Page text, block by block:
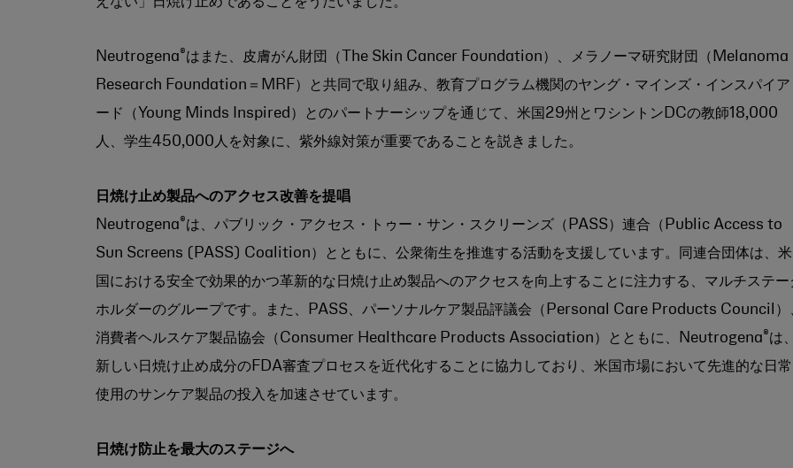
Neutrogena ® はまた、皮膚がん財団（The Skin Cancer Foundation）、メラノーマ研究財団（Melanoma
Research Foundation＝MRF）と共同で取り組み、教育プログラム機関のヤング・マインズ・インスパイア
ード（Young Minds Inspired）とのパートナーシップを通じて、米国29州とワシントンDCの教師18,000
人、学生450,000人を対象に、紫外線対策が重要であることを説きました。
日焼け止め製品へのアクセス改善を提唱
Neutrogena ® は、パブリック・アクセス・トゥー・サン・スクリーンズ（PASS）連合（Public Access to
Sun Screens (PASS) Coalition）とともに、公衆衛生を推進する活動を支援しています。同連合団体は、米
国における安全で効果的かつ革新的な日焼け止め製品へのアクセスを向上することに注力する、マルチステー
ホルダーのグループです。また、PASS、パーソナルケア製品評議会（Personal Care Products Council）
消費者ヘルスケア製品協会（Consumer Healthcare Products Association）とともに、Neutrogena ® は
新しい日焼け止め成分のFDA審査プロセスを近代化することに協力しており、米国市場において先進的な日常
使用のサンケア製品の投入を加速させています。
日焼け防止を最大のステージへ